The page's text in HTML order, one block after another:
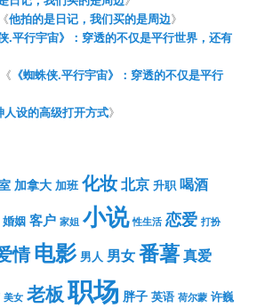
他拍的是日记，我们买的是周边》
.平行宇宙》：穿透的不仅是平行世界，还有
《蜘蛛侠.平行宇宙》：穿透的不仅是平行
人设的高级打开方式》
加拿大 加班 化妆北京 升职 喝酒
婚姻 客户 家姐 小说 性生活 恋爱 打扮
情电影 男人 男女番薯真爱
美女 老板职场 胖子 英语 荷尔蒙 许巍